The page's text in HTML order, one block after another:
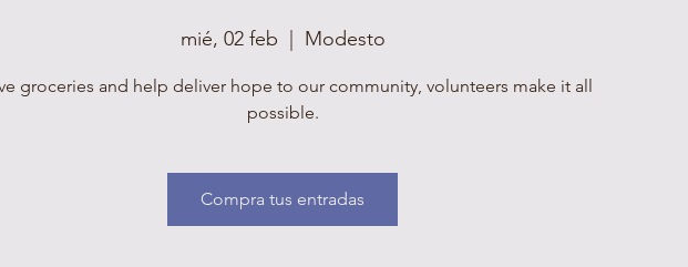
mié, 02 feb Modesto
groceries and help deliver hope to our community, volunteers make it all
possible.
Compra tus entradas